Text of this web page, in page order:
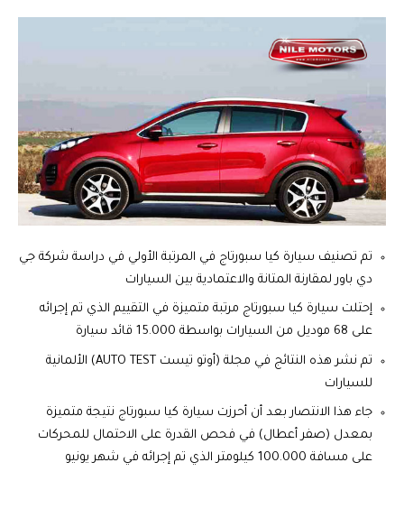
تم تصنيف سيارة كيا سبورتاج في المرتبة الأولي في دراسة شركة جي
دي باور لمقارنة المتانة والاعتمادية بين السيارات
إحتلت سيارة كيا سبورتاج مرتبة متميزة في التقييم الذي تم إجرائه
على 68 موديل من السيارات بواسطة 15.000 قائد سيارة
تم نشر هذه النتائج في مجلة (أوتو تيست AUTO TEST) الألمانية
للسيارات
جاء هذا الانتصار بعد أن أحرزت سيارة كيا سبورتاج نتيجة متميزة
بمعدل (صفر أعطال) في فحص القدرة على الاحتمال للمحركات
على مسافة 100.000 كيلومتر الذي تم إجرائه في شهر يونيو